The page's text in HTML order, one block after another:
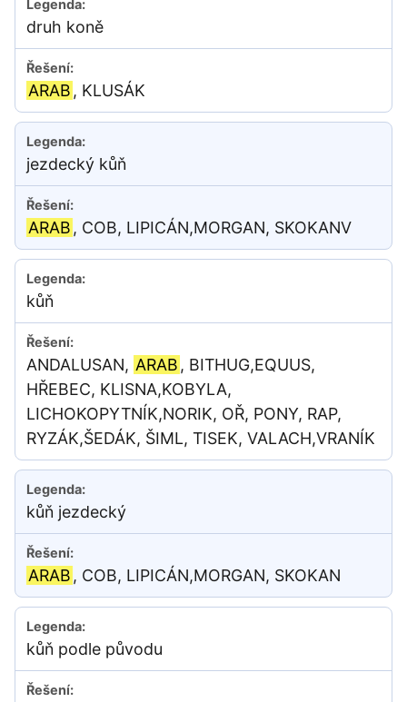
druh koně
ARAB, KLUSÁK
jezdecký kůň
ARAB, COB, LIPICÁN,MORGAN, SKOKANV
kůň
ANDALUSAN, ARAB, BITHUG,EQUUS,
HŘEBEC, KLISNA,KOBYLA,
LICHOKOPYTNÍK,NORIK, OŘ, PONY, RAP,
RYZÁK,ŠEDÁK, ŠIML, TISEK, VALACH,VRANÍK
kůň jezdecký
ARAB, COB, LIPICÁN,MORGAN, SKOKAN
kůň podle původu